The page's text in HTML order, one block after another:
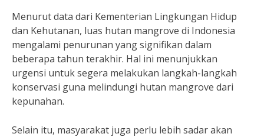
Menurut data dari Kementerian Lingkungan Hidup
dan Kehutanan, luas hutan mangrove di Indonesia
mengalami penurunan yang signifikan dalam
beberapa tahun terakhir. Hal ini menunjukkan
urgensi untuk segera melakukan langkah-langkah
konservasi guna melindungi hutan mangrove dari
kepunahan.
Selain itu, masyarakat juga perlu lebih sadar akan